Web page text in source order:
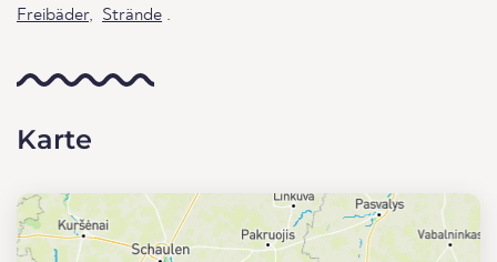
Freibäder, Strände .
Karte